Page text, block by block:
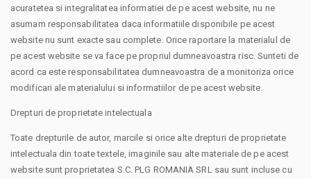
acuratetea si integralitatea informatiei de pe acest website, nu ne
asumam responsabilitatea daca informatiile disponibile pe acest
website nu sunt exacte sau complete. Orice raportare la materialul de
pe acest website se va face pe propriul dumneavoastra risc. Sunteti de
acord ca este responsabilitatea dumneavoastra de a monitoriza orice
modificari ale materialului si informatiilor de pe acest website.
Drepturi de proprietate intelectuala
Toate drepturile de autor, marcile si orice alte drepturi de proprietate
intelectuala din toate textele, imaginile sau alte materiale de pe acest
website sunt proprietatea S.C. PLG ROMANIA SRL sau sunt incluse cu